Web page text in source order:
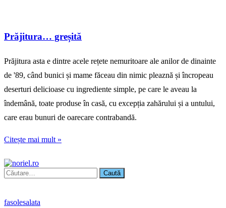
Prăjitura… greșită
Prăjitura asta e dintre acele rețete nemuritoare ale anilor de dinainte
de '89, când bunici și mame făceau din nimic pleaznă și încropeau
deserturi delicioase cu ingrediente simple, pe care le aveau la
îndemână, toate produse în casă, cu excepția zahărului și a untului,
care erau bunuri de oarecare contrabandă.
Citește mai mult »
Caută
după:
fasolesalata